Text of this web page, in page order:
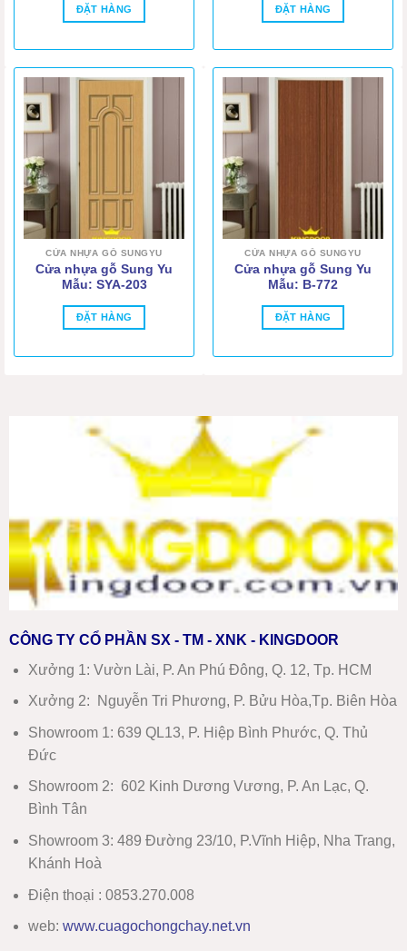
ĐẶT HÀNG ĐẶT HÀNG
CỬA NHỰA GỖ SUNGYU
Cửa nhựa gỗ Sung Yu
Mẫu: SYA-203
ĐẶT HÀNG
CỬA NHỰA GỖ SUNGYU
Cửa nhựa gỗ Sung Yu
Mẫu: B-772
ĐẶT HÀNG
CÔNG TY CỔ PHẦN SX - TM - XNK - KINGDOOR
Xưởng 1: Vườn Lài, P. An Phú Đông, Q. 12, Tp. HCM
Xưởng 2: Nguyễn Tri Phương, P. Bửu Hòa,Tp. Biên Hòa
Showroom 1: 639 QL13, P. Hiệp Bình Phước, Q. Thủ
Đức
Showroom 2: 602 Kinh Dương Vương, P. An Lạc, Q.
Bình Tân
Showroom 3: 489 Đường 23/10, P.Vĩnh Hiệp, Nha Trang,
Khánh Hoà
Điện thoại : 0853.270.008
web: www.cuagochongchay.net.vn